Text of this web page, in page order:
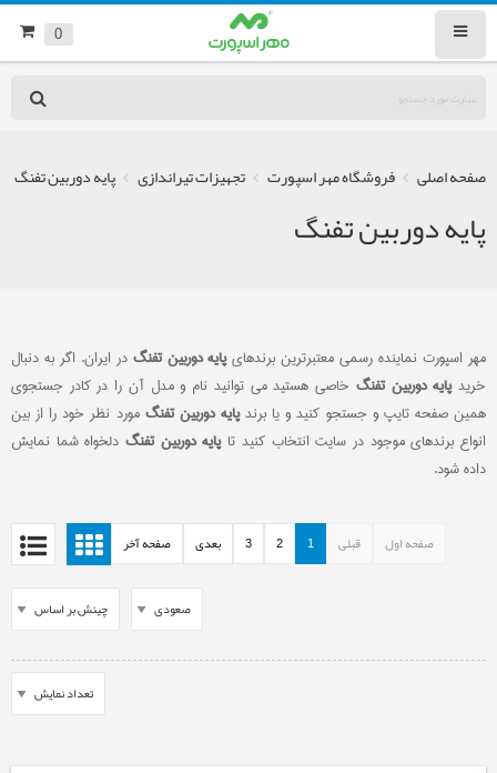
0
صفحه اصلی فروشگاه مهر اسپورت تجهیزات تیراندازی پایه دوربین تفنگ
پایه دوربین تفنگ
مهر اسپورت نماینده رسمی معتبرترین برندهایپایه دوربین تفنگدر ایران. اگر به دنبال
خریدپایه دوربین تفنگ خاصی هستید می توانید نام و مدل آن را در کادر جستجوی
همین صفحه تایپ و جستجو کنید و یا برندپایه دوربین تفنگ مورد نظر خود را از بین
انواع برندهای موجود در سایت انتخاب کنید تاپایه دوربین تفنگدلخواه شما نمایش
داده شود.
صفحه اول قبلی 1
2
3 بعدی صفحه آخر